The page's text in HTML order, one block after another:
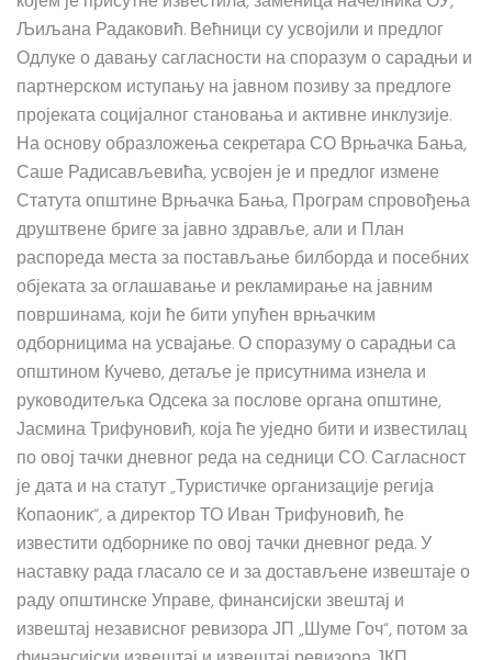
Љиљана Радаковић. Већници су усвојили и предлог
Одлуке о давању сагласности на споразум о сарадњи и
партнерском иступању на јавном позиву за предлоге
пројеката социјалног становања и активне инклузије.
На основу образложења секретара СО Врњачка Бања,
Саше Радисављевића, усвојен је и предлог измене
Статута општине Врњачка Бања, Програм спровођења
друштвене бриге за јавно здравље, али и План
распореда места за постављање билборда и посебних
објеката за оглашавање и рекламирање на јавним
површинама, који ће бити упућен врњачким
одборницима на усвајање. О споразуму о сарадњи са
општином Кучево, детаље је присутнима изнела и
руководитељка Одсека за послове органа општине,
Јасмина Трифуновић, која ће уједно бити и известилац
по овој тачки дневног реда на седници СО. Сагласност
је дата и на статут „Туристичке организације регија
Копаоник“, а директор ТО Иван Трифуновић, ће
известити одборнике по овој тачки дневног реда. У
наставку рада гласало се и за достављене извештаје о
раду општинске Управе, финансијски звештај и
извештај независног ревизора ЈП „Шуме Гоч“, потом за